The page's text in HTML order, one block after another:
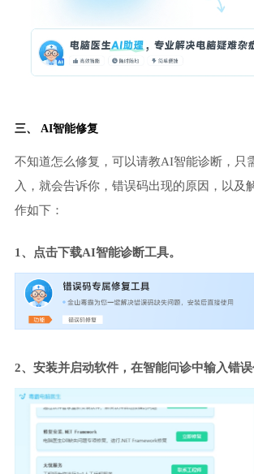
三、 AI智能修复
不知道怎么修复，可以请教AI智能诊断，只
入，就会告诉你，错误码出现的原因，以及
作如下：
1、点击下载AI智能诊断工具。
2、安装并启动软件，在智能问诊中输入错误